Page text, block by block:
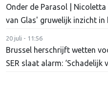
Onder de Parasol |
van Glas' gruwelijk inzicht
20 juli - 11:56
Brussel herschrijft wetten
SER slaat alarm: ‘Schadelijk